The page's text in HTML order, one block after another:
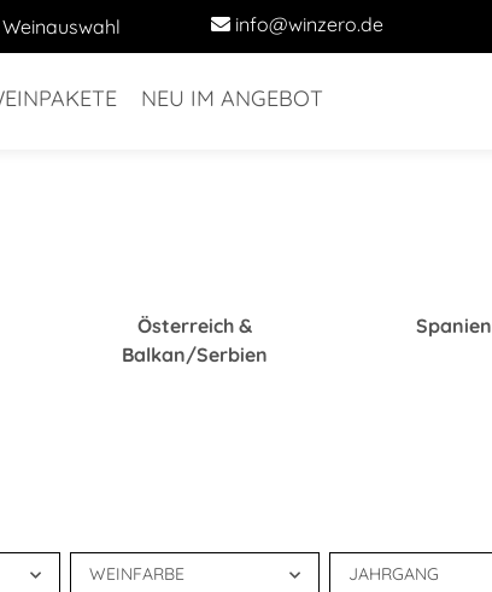
info@winzero.de
NEU IM ANGEBOT
Österreich &
Balkan/Serbien
Spanien
WEINFARBE JAHRGANG